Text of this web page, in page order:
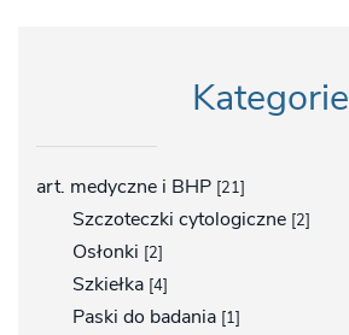
Kategorie
art. medyczne i BHP [21]
Szczoteczki cytologiczne [2]
Osłonki [2]
Szkiełka [4]
Paski do badania [1]